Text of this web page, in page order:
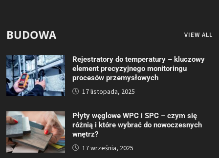
BUDOWA VIEW ALL
Rejestratory do temperatury – kluczowy
element precyzyjnego monitoringu
procesów przemysłowych
17 listopada, 2025
Płyty węglowe WPC i SPC – czym się
różnią i które wybrać do nowoczesnych
wnętrz?
17 września, 2025